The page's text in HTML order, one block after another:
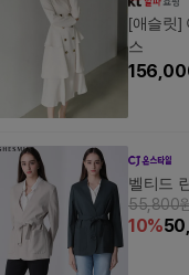
[애슬릿]
스
벨티드
55,800
10%